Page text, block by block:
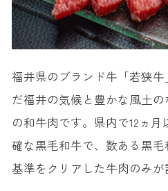
福井県のブランド牛「若狭
だ福井の気候と豊かな風土
の和牛肉です。県内で12ヵ
確な黒毛和牛で、数ある黒
基準をクリアした牛肉のみが